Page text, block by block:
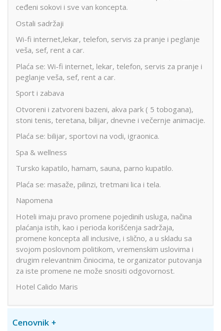
ceđeni sokovi i sve van koncepta.
Ostali sadržaji
Wi-fi internet,lekar, telefon, servis za pranje i peglanje
veša, sef, rent a car.
Plaća se: Wi-fi internet, lekar, telefon, servis za pranje i
peglanje veša, sef, rent a car.
Sport i zabava
Otvoreni i zatvoreni bazeni, akva park ( 5 tobogana),
stoni tenis, teretana, bilijar, dnevne i večernje animacije.
Plaća se: bilijar, sportovi na vodi, igraonica.
Spa & wellness
Tursko kapatilo, hamam, sauna, parno kupatilo.
Plaća se: masaže, pilinzi, tretmani lica i tela.
Napomena
Hoteli imaju pravo promene pojedinih usluga, načina
plaćanja istih, kao i perioda korišćenja sadržaja,
promene koncepta all inclusive, i slično, a u skladu sa
svojom poslovnom politikom, vremenskim uslovima i
drugim relevantnim činiocima, te organizator putovanja
za iste promene ne može snositi odgovornost.
Hotel Calido Maris
Cenovnik